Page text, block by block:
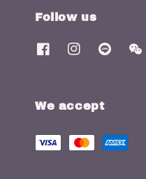
Follow us
We accept